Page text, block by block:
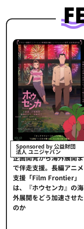
Sponsored by 公益財団
法人 ユニジャパン
企画開発から海外展開ま
で伴走支援。長編アニメ
支援「Film Frontier」
は、『ホウセンカ』の海
外展開をどう加速させた
のか